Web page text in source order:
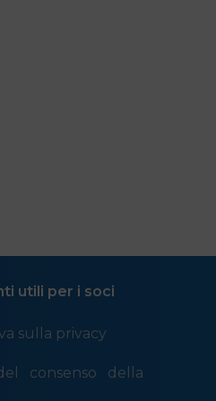
utili per i soci
sulla privacy
consenso della